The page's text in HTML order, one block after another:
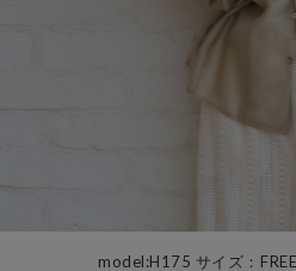
model:H175 サイズ：